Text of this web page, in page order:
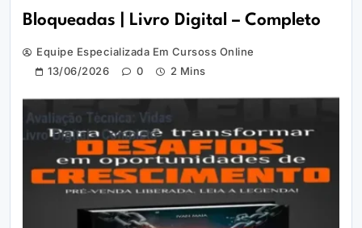
Bloqueadas | Livro Digital – Completo
Equipe Especializada Em Cursoss Online
13/06/2026
0 2 Mins